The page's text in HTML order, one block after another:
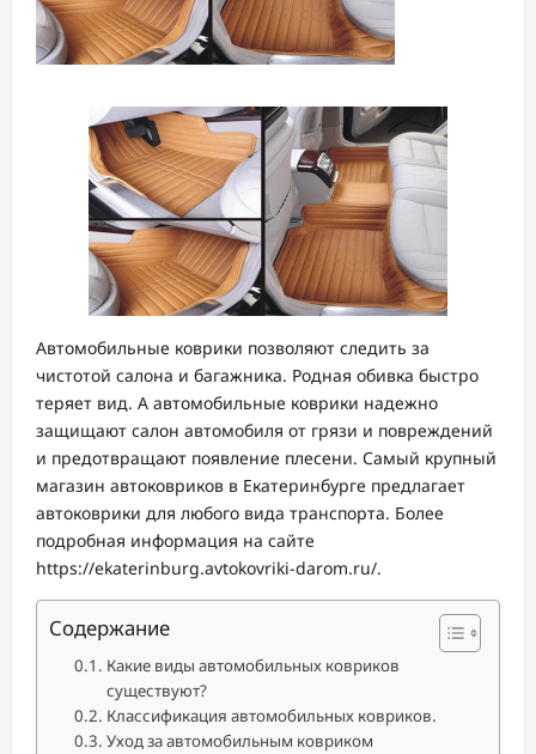
Автомобильные коврики позволяют следить за
чистотой салона и багажника. Родная обивка быстро
теряет вид. А автомобильные коврики надежно
защищают салон автомобиля от грязи и повреждений
и предотвращают появление плесени. Самый крупный
магазин автоковриков в Екатеринбурге предлагает
автоковрики для любого вида транспорта. Более
подробная информация на сайте
https://ekaterinburg.avtokovriki-darom.ru/.
Содержание
Какие виды автомобильных ковриков
существуют?
Классификация автомобильных ковриков.
Уход за автомобильным ковриком